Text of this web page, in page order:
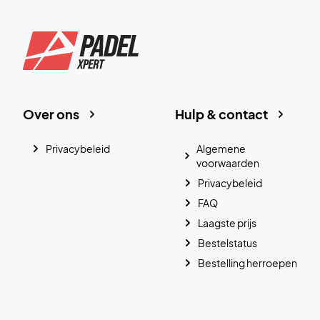
Hulp & contact
Algemene
voorwaarden
Privacybeleid
FAQ
Laagste prijs
Bestelstatus
Bestelling herroepen
Over ons
Privacybeleid